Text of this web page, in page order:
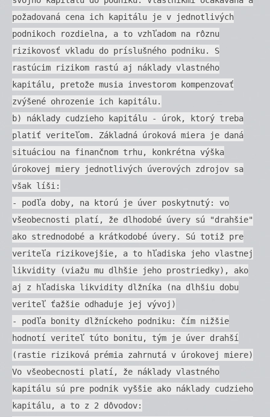
požadovaná cena ich kapitálu je v jednotlivých
podnikoch rozdielna, a to vzhľadom na rôznu
rizikovosť vkladu do príslušného podniku. S
rastúcim rizikom rastú aj náklady vlastného
kapitálu, pretože musia investorom kompenzovať
zvýšené ohrozenie ich kapitálu.
b) náklady cudzieho kapitálu - úrok, ktorý treba
platiť veriteľom. Základná úroková miera je daná
situáciou na finančnom trhu, konkrétna výška
úrokovej miery jednotlivých úverových zdrojov sa
však líši:
- podľa doby, na ktorú je úver poskytnutý: vo
všeobecnosti platí, že dlhodobé úvery sú "drahšie"
ako strednodobé a krátkodobé úvery. Sú totiž pre
veriteľa rizikovejšie, a to hľadiska jeho vlastnej
likvidity (viažu mu dlhšie jeho prostriedky), ako
aj z hľadiska likvidity dlžníka (na dlhšiu dobu
veriteľ ťažšie odhaduje jej vývoj)
- podľa bonity dlžníckeho podniku: čím nižšie
hodnotí veriteľ túto bonitu, tým je úver drahší
(rastie riziková prémia zahrnutá v úrokovej miere)
Vo všeobecnosti platí, že náklady vlastného
kapitálu sú pre podnik vyššie ako náklady cudzieho
kapitálu, a to z 2 dôvodov: